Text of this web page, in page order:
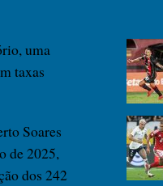
uma
taxas
Soares
de 2025,
dos 242